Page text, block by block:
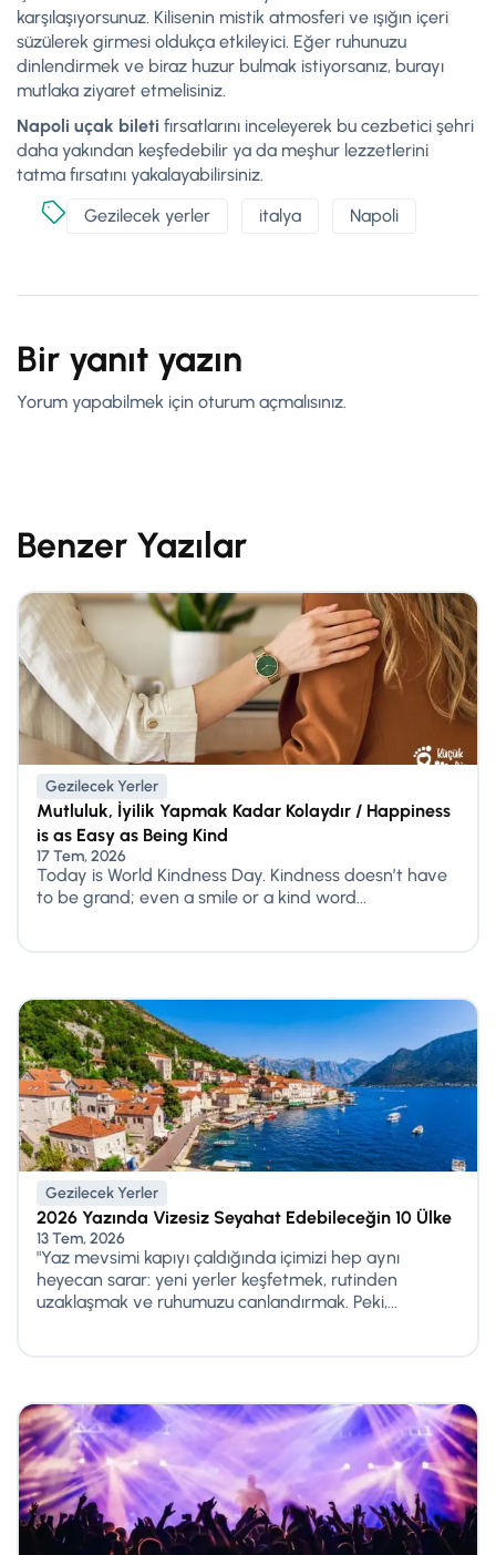
karşılaşıyorsunuz. Kilisenin mistik atmosferi ve ışığın içeri
süzülerek girmesi oldukça etkileyici. Eğer ruhunuzu
dinlendirmek ve biraz huzur bulmak istiyorsanız, burayı
mutlaka ziyaret etmelisiniz.
Napoli uçak bileti fırsatlarını inceleyerek bu cezbetici şehri
daha yakından keşfedebilir ya da meşhur lezzetlerini
tatma fırsatını yakalayabilirsiniz.
Gezilecek yerler
italya Napoli
Bir yanıt yazın
Yorum yapabilmek için oturum açmalısınız.
Benzer Yazılar
Gezilecek Yerler
Mutluluk, İyilik Yapmak Kadar Kolaydır / Happiness
is as Easy as Being Kind
17 Tem, 2026
Today is World Kindness Day. Kindness doesn’t have
to be grand; even a smile or a kind word...
Gezilecek Yerler
2026 Yazında Vizesiz Seyahat Edebileceğin 10 Ülke
13 Tem, 2026
"Yaz mevsimi kapıyı çaldığında içimizi hep aynı
heyecan sarar: yeni yerler keşfetmek, rutinden
uzaklaşmak ve ruhumuzu canlandırmak. Peki,...